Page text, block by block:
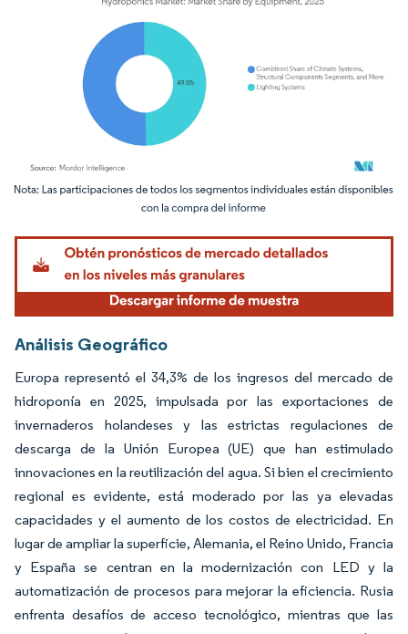
Imagen © Mordor Intelligence. El uso requiere atribución según CC BY 4.0.
Análisis Geográfico
Europa representó el 34,3% de los ingresos del mercado de
hidroponía en 2025, impulsada por las exportaciones de
invernaderos holandeses y las estrictas regulaciones de
descarga de la Unión Europea (UE) que han estimulado
innovaciones en la reutilización del agua. Si bien el crecimiento
regional es evidente, está moderado por las ya elevadas
capacidades y el aumento de los costos de electricidad. En
lugar de ampliar la superficie, Alemania, el Reino Unido, Francia
y España se centran en la modernización con LED y la
automatización de procesos para mejorar la eficiencia. Rusia
enfrenta desafíos de acceso tecnológico, mientras que las